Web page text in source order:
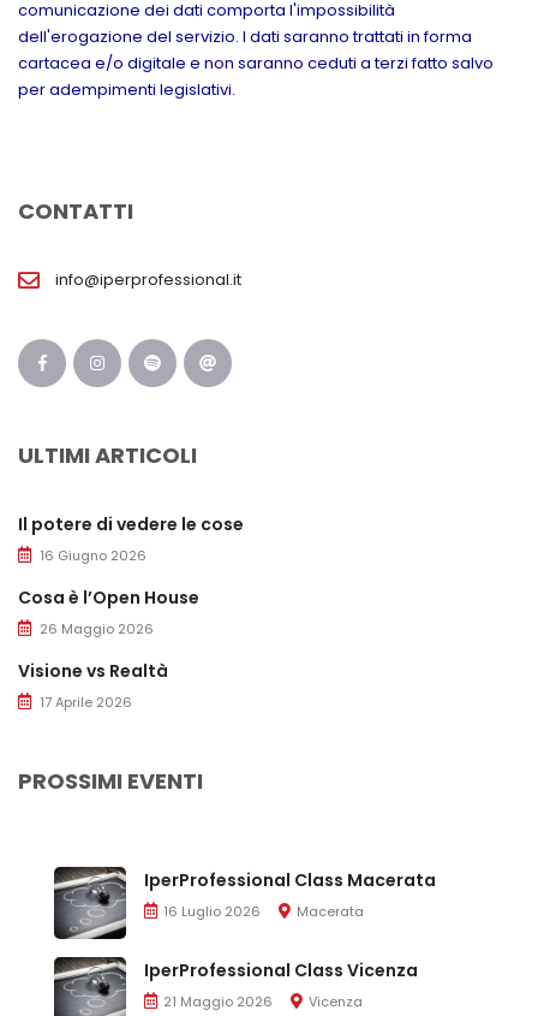
comunicazione dei dati comporta l'impossibilità
dell'erogazione del servizio. I dati saranno trattati in forma
cartacea e/o digitale e non saranno ceduti a terzi fatto salvo
per adempimenti legislativi.
CONTATTI
info@iperprofessional.it
ULTIMI ARTICOLI
Il potere di vedere le cose
16 Giugno 2026
Cosa è l’Open House
26 Maggio 2026
Visione vs Realtà
17 Aprile 2026
PROSSIMI EVENTI
IperProfessional Class Macerata
16 Luglio 2026 Macerata
IperProfessional Class Vicenza
21 Maggio 2026 Vicenza